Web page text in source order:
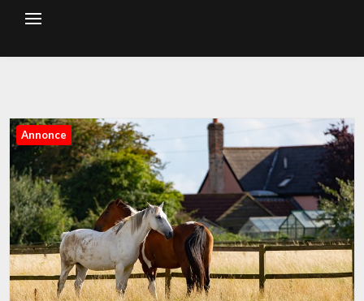
Annonce